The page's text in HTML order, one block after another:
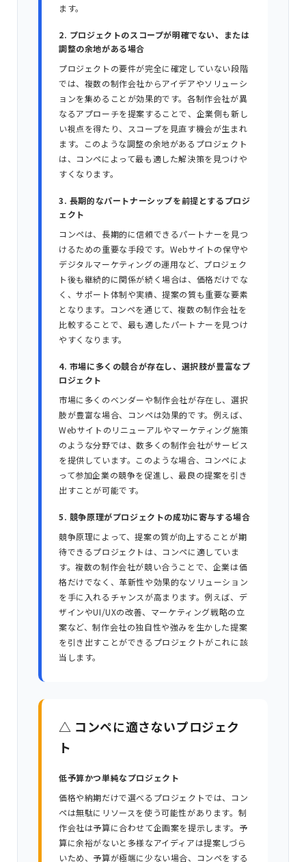
ます。
2. プロジェクトのスコープが明確でない、または
調整の余地がある場合
プロジェクトの要件が完全に確定していない段階
では、複数の制作会社からアイデアやソリューシ
ョンを集めることが効果的です。各制作会社が異
なるアプローチを提案することで、企業側も新し
い視点を得たり、スコープを見直す機会が生まれ
ます。このような調整の余地があるプロジェクト
は、コンペによって最も適した解決策を見つけや
すくなります。
3. 長期的なパートナーシップを前提とするプロジ
ェクト
コンペは、長期的に信頼できるパートナーを見つ
けるための重要な手段です。Webサイトの保守や
デジタルマーケティングの運用など、プロジェク
ト後も継続的に関係が続く場合は、価格だけでな
く、サポート体制や実績、提案の質も重要な要素
となります。コンペを通じて、複数の制作会社を
比較することで、最も適したパートナーを見つけ
やすくなります。
4. 市場に多くの競合が存在し、選択肢が豊富なプ
ロジェクト
市場に多くのベンダーや制作会社が存在し、選択
肢が豊富な場合、コンペは効果的です。例えば、
Webサイトのリニューアルやマーケティング施策
のような分野では、数多くの制作会社がサービス
を提供しています。このような場合、コンペによ
って参加企業の競争を促進し、最良の提案を引き
出すことが可能です。
5. 競争原理がプロジェクトの成功に寄与する場合
競争原理によって、提案の質が向上することが期
待できるプロジェクトは、コンペに適していま
す。複数の制作会社が競い合うことで、企業は価
格だけでなく、革新性や効果的なソリューション
を手に入れるチャンスが高まります。例えば、デ
ザインやUI/UXの改善、マーケティング戦略の立
案など、制作会社の独自性や強みを生かした提案
を引き出すことができるプロジェクトがこれに該
当します。
△ コンペに適さないプロジェク
ト
低予算かつ単純なプロジェクト
価格や納期だけで選べるプロジェクトでは、コン
ペは無駄にリソースを使う可能性があります。制
作会社は予算に合わせて企画案を提示します。予
算に余裕がないと多様なアイディアは提案しづら
いため、予算が極端に少ない場合、コンペをする